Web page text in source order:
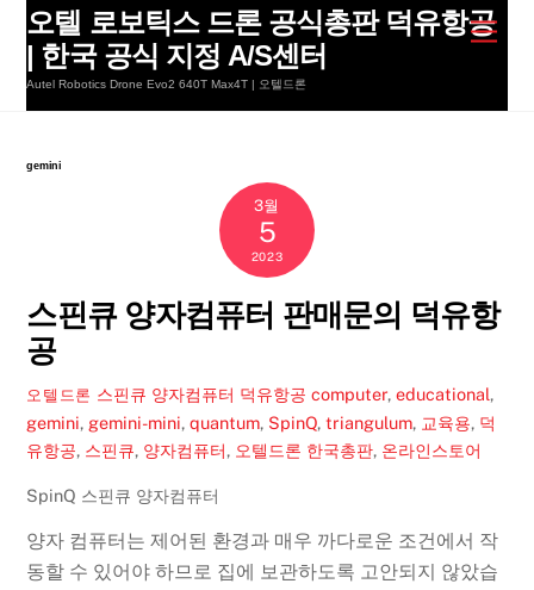
Skip
content
오텔 로보틱스 드론 공식총판 덕유항공
| 한국 공식 지정 A/S센터
Autel Robotics Drone Evo2 640T Max4T | 오텔드론
gemini
3월
5
2023
스핀큐 양자컴퓨터 판매문의 덕유항
공
오텔드론 스핀큐 양자컴퓨터 덕유항공 computer, educational,
gemini, gemini-mini,quantum, SpinQ,triangulum, 교육용, 덕
유항공, 스핀큐, 양자컴퓨터, 오텔드론 한국총판, 온라인스토어
SpinQ 스핀큐 양자컴퓨터
양자 컴퓨터는 제어된 환경과 매우 까다로운 조건에서 작
동할 수 있어야 하므로 집에 보관하도록 고안되지 않았습